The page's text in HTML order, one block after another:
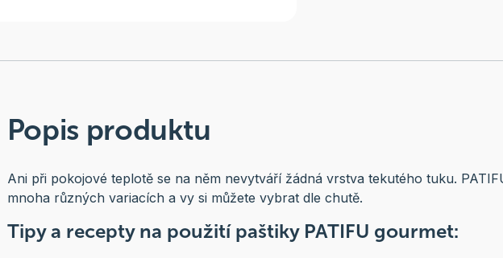
Popis produktu
Ani při pokojové teplotě se na něm nevytváří žádná vrstva tekutého tuku.
mnoha různých variacích a vy si můžete vybrat dle chutě.
Tipy a recepty na použití paštiky PATIFU gourmet: